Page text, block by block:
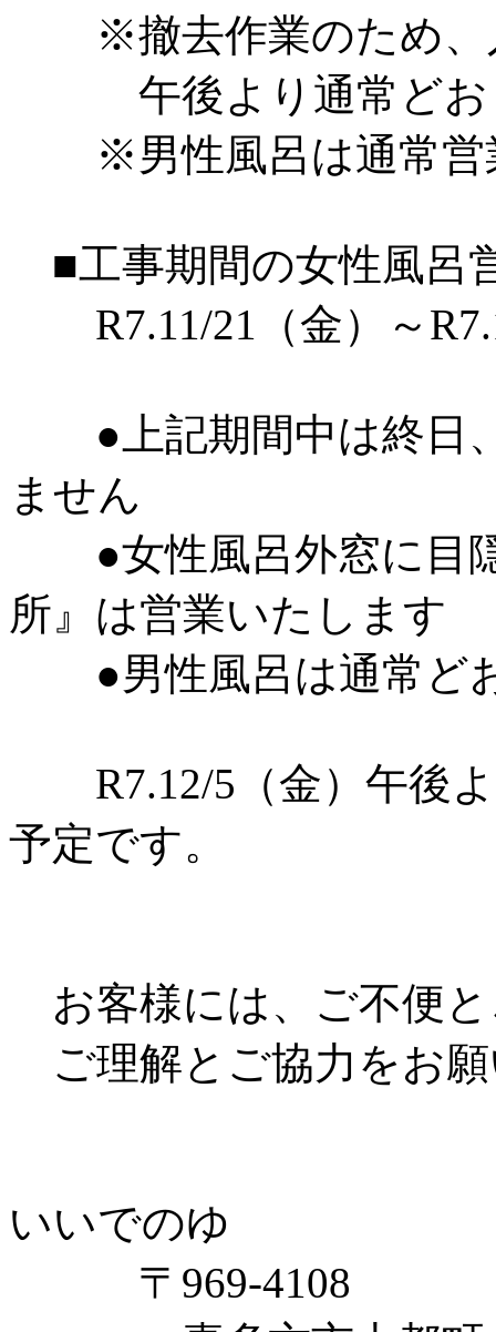
※撤去作業のため、
午後より通常どお
※男性風呂は通常営
■工事期間の女性風呂
R7.11/21（金）～
●上記期間中は終日、
ません
●女性風呂外窓に目隠
所』は営業いたします
●男性風呂は通常ど
R7.12/5（金）午後よ
予定です。
お客様には、ご不便
ご理解とご協力をお
いいでのゆ
〒969-4108